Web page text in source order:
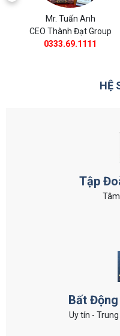
Mr. Tuấn Anh
CEO Subasa Group
0902.088.558
HỆ
Tập
Bất
Uy tín -